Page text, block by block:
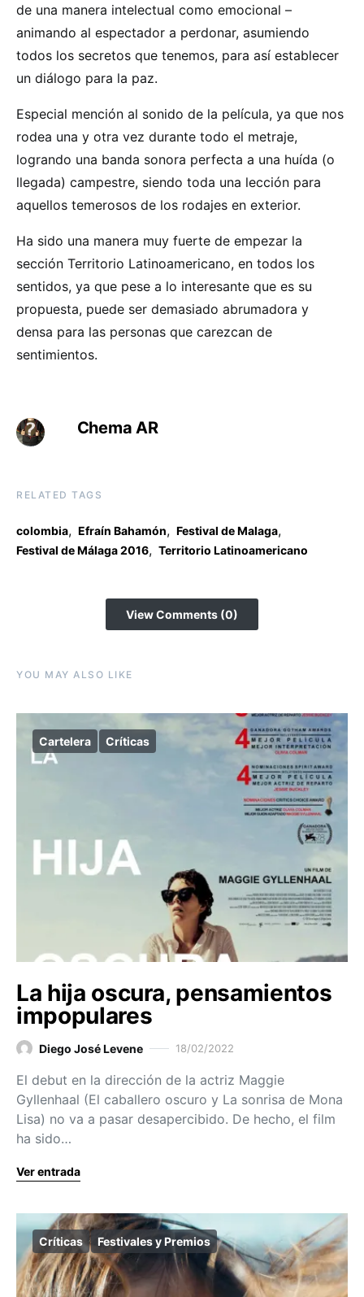
de una manera intelectual como emocional –
animando al espectador a perdonar, asumiendo
todos los secretos que tenemos, para así establecer
un diálogo para la paz.
Especial mención al sonido de la película, ya que nos
rodea una y otra vez durante todo el metraje,
logrando una banda sonora perfecta a una huída (o
llegada) campestre, siendo toda una lección para
aquellos temerosos de los rodajes en exterior.
Ha sido una manera muy fuerte de empezar la
sección Territorio Latinoamericano, en todos los
sentidos, ya que pese a lo interesante que es su
propuesta, puede ser demasiado abrumadora y
densa para las personas que carezcan de
sentimientos.
Chema AR
RELATED TAGS
colombia, Efraín Bahamón, Festival de Malaga,
Festival de Málaga 2016, Territorio Latinoamericano
View Comments (0)
YOU MAY ALSO LIKE
Cartelera Críticas
La hija oscura, pensamientos
impopulares
Diego José Levene 18/02/2022
El debut en la dirección de la actriz Maggie
Gyllenhaal (El caballero oscuro y La sonrisa de Mona
Lisa) no va a pasar desapercibido. De hecho, el film
ha sido…
Ver entrada
Críticas Festivales y Premios